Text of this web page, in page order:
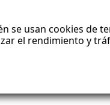
se usan cookies de
el rendimiento y